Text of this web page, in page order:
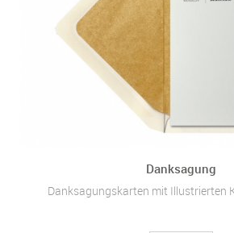
Danksagung
Danksagungskarten mit Illustrierten